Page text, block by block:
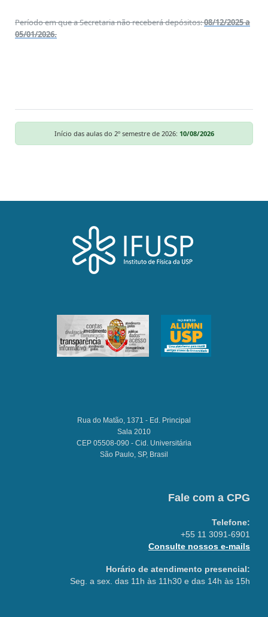
Período em que a Secretaria não receberá depósitos:08/12/2025 a
05/01/2026.
Início das aulas do 2º semestre de 2026: 10/08/2026
Rua do Matão, 1371 - Ed. Principal
Sala 2010
CEP 05508-090 - Cid. Universitária
São Paulo, SP, Brasil
Fale com a CPG
Telefone:
+55 11 3091-6901
Consulte nossos e-mails
Horário de atendimento presencial:
Seg. a sex. das 11h às 11h30 e das 14h às 15h